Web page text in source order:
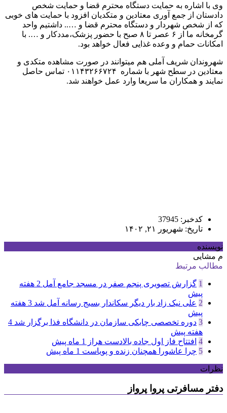
وی با اشاره به حمایت دستگاه محترم قضا و حمایت شخص
دادستان از جمع آوری معتادین و متکدیان افزود با حمایت های خوبی
که از شخص شهردار و دستگاه محترم قضا و ….. داشتیم واحد
گرمخانه ما از ۶ عصر تا ۸ صبح با حضور پزشک،مددکار و …. با
امکانات حمام و وعده غذایی فعال خواهد بود.
شهروندان شریف آملی هم میتوانند در صورت مشاهده متکدی و
معتادین در سطح شهر با شماره ۰۱۱۴۳۲۶۶۷۲۴ تماس حاصل
نمایند و همکاران ما سریعا وارد عمل خواهند شد.
کدخبر: 37945
تاریخ: شهریور ۲۱, ۱۴۰۲
نویسنده
م مشایی
مطالب مرتبط
1 گزارش تصویری پنجم صفر در مسجد جامع آمل
2 هفته
پیش
2 علی نیک زاد بار دیگر سکاندار بسیج رسانه آمل شد
3 هفته
پیش
3 دوره تخصصی چابکی سازمان در دانشگاه فذا برگزار شد 4
هفته پیش
4 افتتاح فاز اول جاده بالادست هراز
1 ماه پیش
5 چرا عاشورا همچنان زنده و پویاست 1 ماه پیش
نظرات
دفتر مسافرتی پروا پرواز